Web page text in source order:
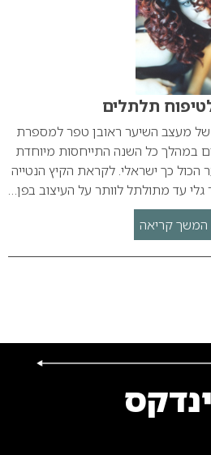
תלתלים
של מעצב השיער ראובן טפר למספרת
במהלך כל השנה התייחסות מיוחדת
כך ישראלי. לקראת הקיץ הנטייה
עד מתולתל לוותר על העיצוב בפן…
המשך קריאה